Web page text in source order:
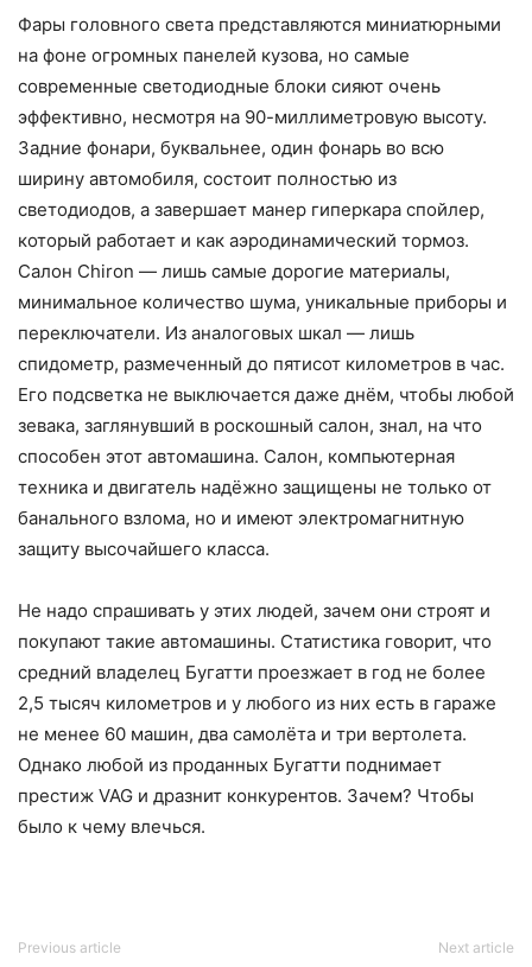
Фары головного света представляются миниатюрными
на фоне огромных панелей кузова, но самые
современные светодиодные блоки сияют очень
эффективно, несмотря на 90-миллиметровую высоту.
Задние фонари, буквальнее, один фонарь во всю
ширину автомобиля, состоит полностью из
светодиодов, а завершает манер гиперкара спойлер,
который работает и как аэродинамический тормоз.
Салон Chiron — лишь самые дорогие материалы,
минимальное количество шума, уникальные приборы и
переключатели. Из аналоговых шкал — лишь
спидометр, размеченный до пятисот километров в час.
Его подсветка не выключается даже днём, чтобы любой
зевака, заглянувший в роскошный салон, знал, на что
способен этот автомашина. Салон, компьютерная
техника и двигатель надёжно защищены не только от
банального взлома, но и имеют электромагнитную
защиту высочайшего класса.
Не надо спрашивать у этих людей, зачем они строят и
покупают такие автомашины. Статистика говорит, что
средний владелец Бугатти проезжает в год не более
2,5 тысяч километров и у любого из них есть в гараже
не менее 60 машин, два самолёта и три вертолета.
Однако любой из проданных Бугатти поднимает
престиж VAG и дразнит конкурентов. Зачем? Чтобы
было к чему влечься.
Previous article Next article